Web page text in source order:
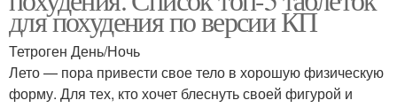
для похудения по версии КП
Тетроген День/Ночь
Лето — пора привести свое тело в хорошую физическую
форму. Для тех, кто хочет блеснуть своей фигурой и